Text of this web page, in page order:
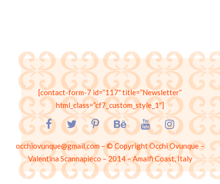
[contact-form-7 id=”117″ title=”Newsletter”
html_class=”cf7_custom_style_1″]
occhiovunque@gmail.com – © Copyright Occhi Ovunque –
Valentina Scannapieco – 2014 – Amalfi Coast, Italy